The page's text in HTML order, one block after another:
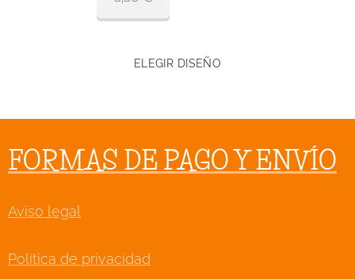
ELEGIR DISEÑO
FORMAS DE PAGO Y ENVÍO
Aviso legal
Política de privacidad